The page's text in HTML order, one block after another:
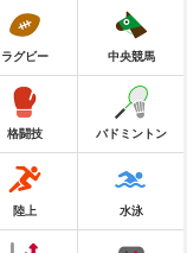
ラグビー 中央競馬
格闘技 バドミントン
陸上 水泳